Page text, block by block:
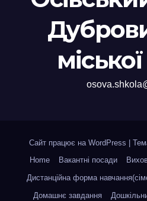
Сайт працює на WordPress
Home
Вакантні посади
Дистанційна форма
Домашнє завдання